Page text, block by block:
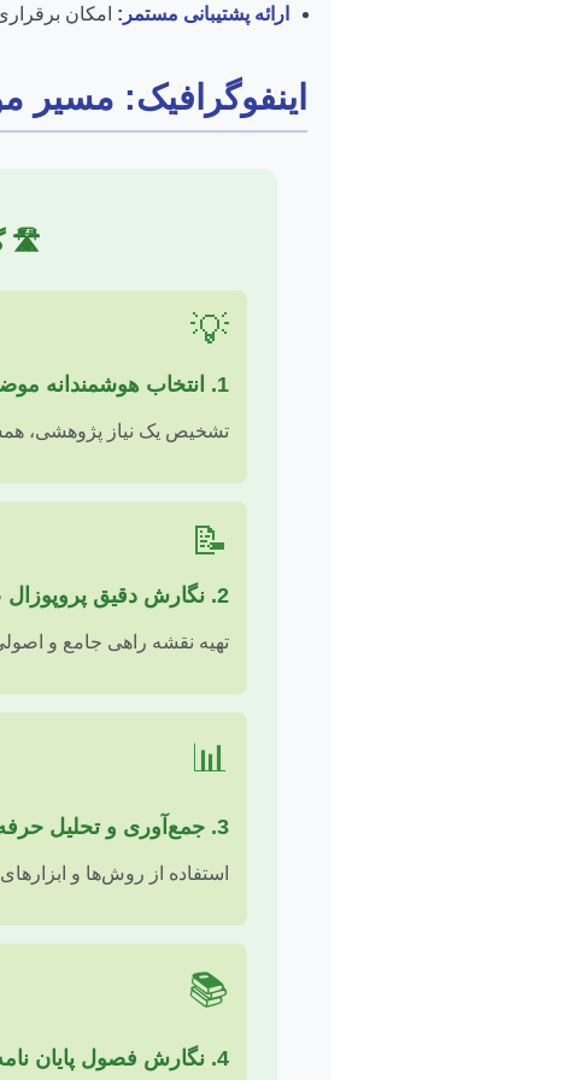
ارائه پشتیبانی مستمر: امکان
اینفوگرافیک: مسیر
🛣️
💡
1. انتخاب هوشمندانه موضوع و طرح مسئله
تشخیص یک نیاز پژوهشی،
📝
2. نگارش دقیق پروپوزال علمی
تهیه نقشه راهی جامع و
📊
3. جمع‌آوری و تحلیل حرفه‌ای داده‌ها
استفاده از روش‌ها و
📚
4. نگارش فصول پایان نامه با ساختار آکادمیک